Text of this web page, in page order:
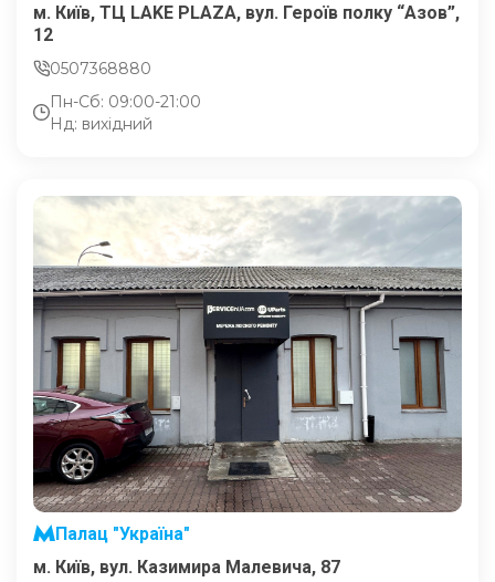
м. Київ, ТЦ LAKE PLAZA, вул. Героїв полку “Азов”,
12
0507368880
Пн-Сб: 09:00-21:00
Нд: вихідний
Палац "Україна"
м. Київ, вул. Казимира Малевича, 87